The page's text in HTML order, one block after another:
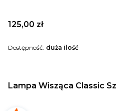
Cena
125,00 zł
Dostępność: duża ilość
Lampa Wisząca Classic